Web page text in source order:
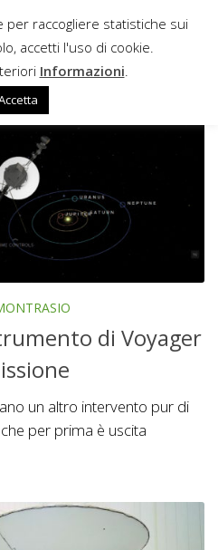
di Voyager
un altro intervento pur di
per prima è uscita
per raccogliere statistiche sui
accetti l'uso di cookie.
Informazioni